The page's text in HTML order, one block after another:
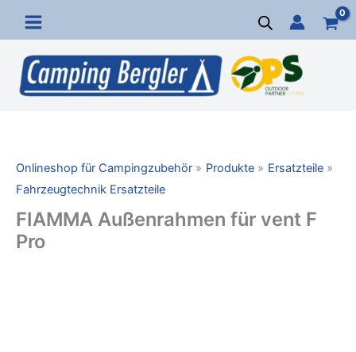
Inhalt
springen
Onlineshop für Campingzubehör Produkte
Ersatzteile
Fahrzeugtechnik Ersatzteile
FIAMMA Außenrahmen für vent F
Pro